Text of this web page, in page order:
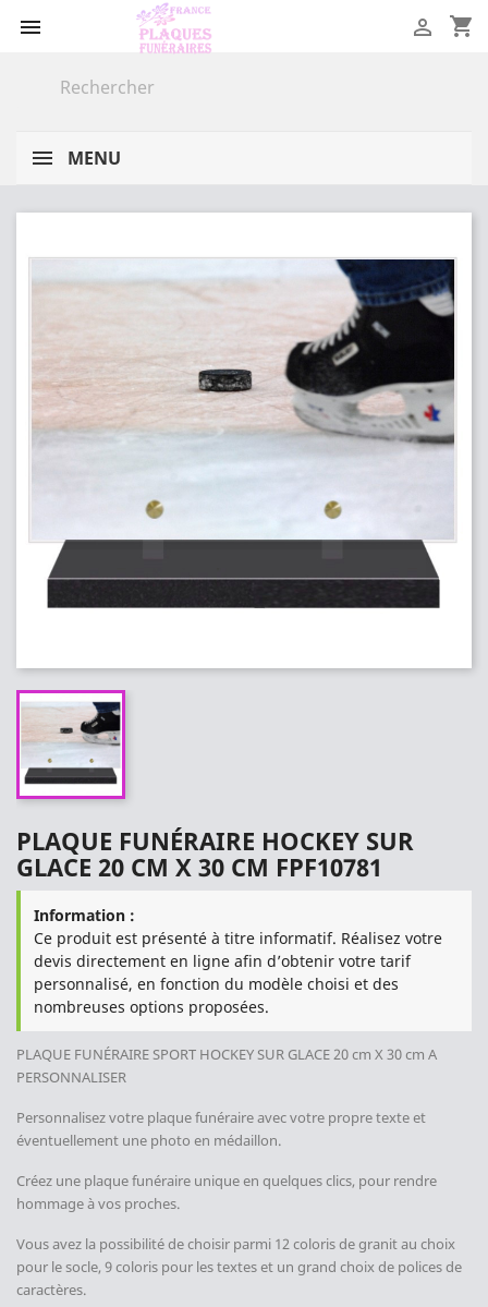
 shopping_cart

MENU
PLAQUE FUNÉRAIRE HOCKEY SUR
GLACE 20 CM X 30 CM FPF10781
Information :
Ce produit est présenté à titre informatif. Réalisez votre
devis directement en ligne afin d’obtenir votre tarif
personnalisé, en fonction du modèle choisi et des
nombreuses options proposées.
PLAQUE FUNÉRAIRE SPORT HOCKEY SUR GLACE20 cm X 30 cm A
PERSONNALISER
Personnalisez votre plaque funéraire avec votre propre texte et
éventuellement une photo en médaillon.
Créez une plaque funéraire unique en quelques clics, pour rendre
hommage à vos proches.
Vous avez la possibilité de choisir parmi 12 coloris de granit au choix
pour le socle, 9 coloris pour les textes et un grand choix de polices de
caractères.